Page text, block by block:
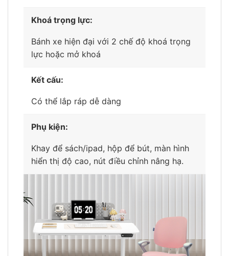
Khoá trọng lực:
Bánh xe hiện đại với 2 chế độ khoá trọng
lực hoặc mở khoá
Kết cấu:
Có thể lắp ráp dễ dàng
Phụ kiện:
Khay để sách/ipad, hộp để bút, màn hình
hiển thị độ cao, nút điều chỉnh nâng hạ.